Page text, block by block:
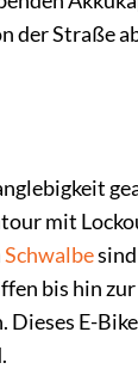
der Straße
mit
Schwalbe
bis hin
Dieses E-